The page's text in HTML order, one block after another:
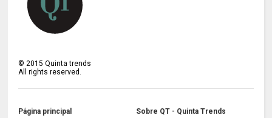
©2015 Quinta trends
All rights reserved.
Página principal Sobre QT - Quinta Trends